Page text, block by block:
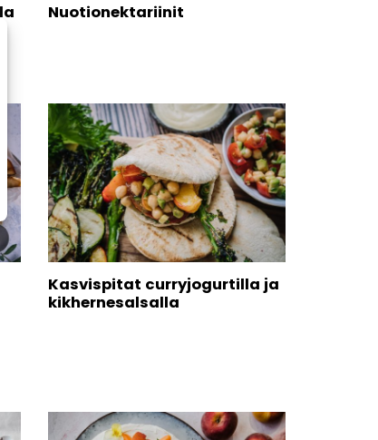
Nuotionektariinit
Kasvispitat curryjogurtilla ja
kikhernesalsalla